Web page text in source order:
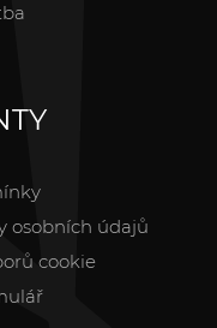
osobních údajů
cookie